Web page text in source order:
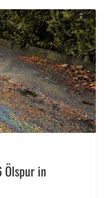
Ölspur in